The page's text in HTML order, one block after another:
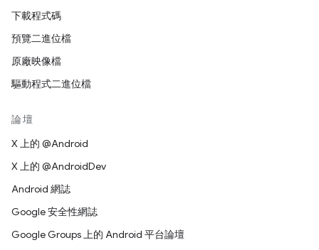
下載程式碼
預覽二進位檔
原廠映像檔
驅動程式二進位檔
論壇
X 上的 @Android
X 上的 @AndroidDev
Android 網誌
Google 安全性網誌
Google Groups 上的 Android 平台論壇